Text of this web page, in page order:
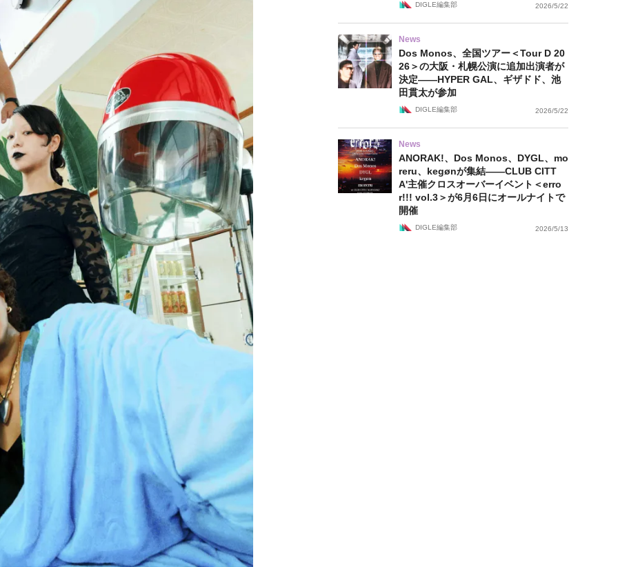
DIGLE編集部 2026/5/22
News
Dos Monos、全国ツアー＜Tour D 20
26＞の大阪・札幌公演に追加出演者が
決定——HYPER GAL、ギザドド、池
田貫太が参加
DIGLE編集部 2026/5/22
News
ANORAK!、Dos Monos、DYGL、mo
reru、kegønが集結——CLUB CITT
A'主催クロスオーバーイベント＜erro
r!!! vol.3＞が6月6日にオールナイトで
開催
DIGLE編集部 2026/5/13